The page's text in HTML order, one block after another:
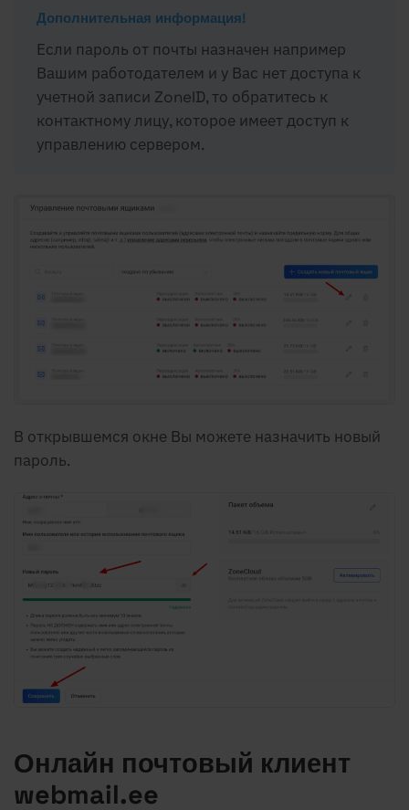
Дополнительная информация!
Если пароль от почты назначен например
Вашим работодателем и у Вас нет доступа к
учетной записи ZoneID, то обратитесь к
контактному лицу, которое имеет доступ к
управлению сервером.
В открывшемся окне Вы можете назначить новый
пароль.
Онлайн почтовый клиент
webmail.ee